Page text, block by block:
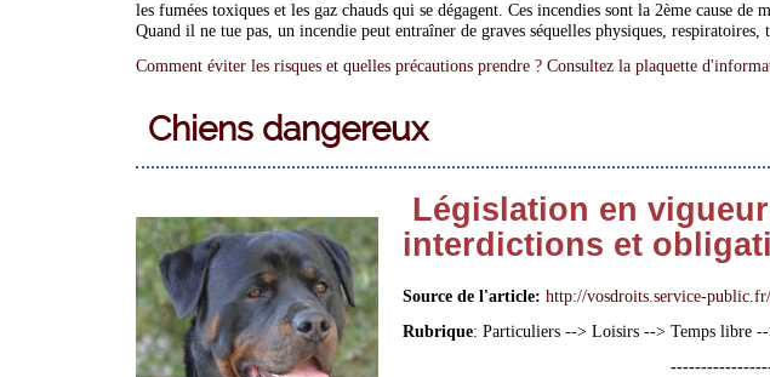
les fumées toxiques et les gaz chauds qui se dégagent. Ces incendies sont la 2ème cause
Quand il ne tue pas, un incendie peut entraîner de graves séquelles physiques, respiratoires,
Comment éviter les risques et quelles précautions prendre ? Consultez la plaquette
Chiens dangereux
Législation en
interdictions et
Source de l'article: http://vosdroits.service-
Rubrique: Particuliers --> Loisirs --> Temps libre